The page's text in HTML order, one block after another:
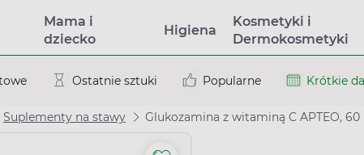
Mama i
dziecko
Higiena
Kosmetyki i
Dermokosmetyki
Ostatnie sztuki Popularne Krótkie
Suplementy na stawy Glukozamina z witaminą C APTEO, 60